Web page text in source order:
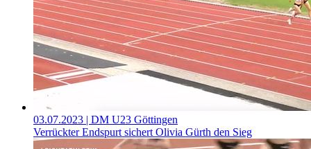
03.07.2023 | DM U23 Göttingen
Verrückter Endspurt sichert Olivia Gürth den Sieg